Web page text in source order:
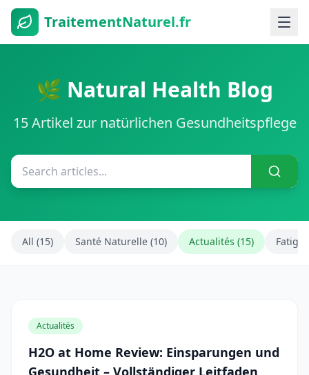
TraitementNaturel.fr
🌿 Natural Health Blog
15 Artikel zur natürlichen Gesundheitspflege
All (15) Santé Naturelle (10) Actualités (15)
Actualités
H2O at Home Review: Einsparungen und
Gesundheit – Vollständiger Leitfaden